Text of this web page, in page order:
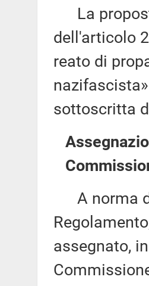
La
dell'articolo
reato di
sottoscritta
A norma
assegnato,